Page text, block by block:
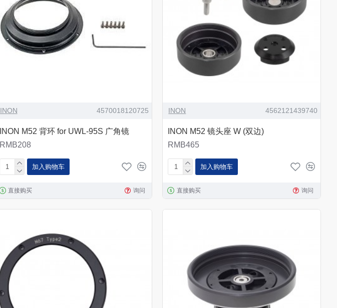
INON 4570018120725
INON M52 背环 for UWL-95S 广角镜
RMB208
加入购物车
直接购买 询问
INON 4562121439740
INON M52 镜头座 W (双边)
RMB465
加入购物车
直接购买 询问